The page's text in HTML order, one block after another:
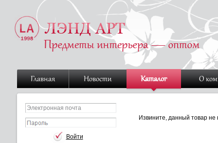
Главная Новости Каталог О
Извините, данный товар не